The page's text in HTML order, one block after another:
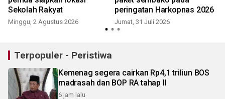
Sekolah Rakyat
Minggu, 2 Agustus 2026
peringatan Harkopnas 2026
Jumat, 31 Juli 2026
Terpopuler - Peristiwa
Kemenag segera cairkan Rp4,1 triliun BOS
madrasah dan BOP RA tahap II
6 jam lalu